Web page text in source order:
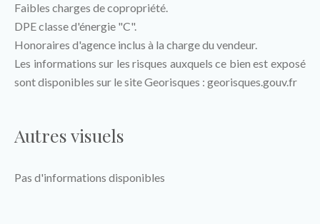
Faibles charges de copropriété.
DPE classe d'énergie "C".
Honoraires d'agence inclus à la charge du vendeur.
Les informations sur les risques auxquels ce bien est exposé
sont disponibles sur le site Georisques : georisques.gouv.fr
Autres visuels
Pas d'informations disponibles